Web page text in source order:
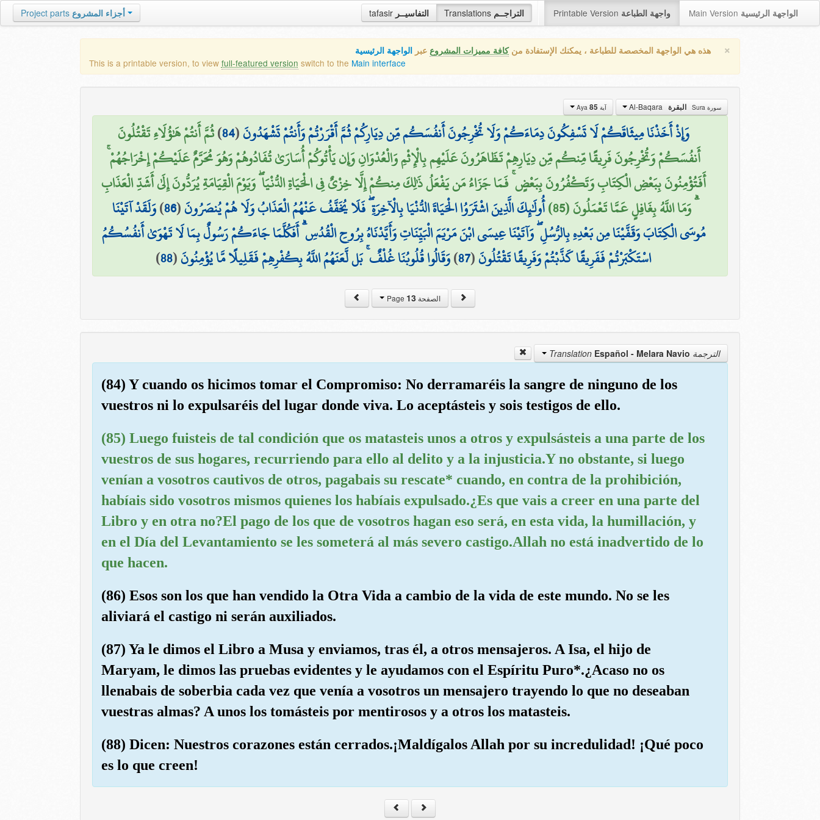
tafasir التفاسيــر Translations التراجــم Printable Version واجهة الطباعة Main Version الواجهة الرئيسية Project parts أجزاء المشروع
× هذه هي الواجهة المخصصة للطباعة ، يمكنك الإستفادة منكافة مميزات المشروع عبر الواجهة الرئيسية
This is a printable version, to view full-featured version switch to the Main interface
سورة Sura البقرة آية Aya 85
وَإِذْ أَخَذْنَا مِيثَاقَكُمْ لَا تَسْفِكُونَ دِمَاءَكُمْ وَلَا تُخْرِجُونَ أَنفُسَكُم مِّن دِيَارِكُمْ ثُمَّ أَقْرَرْتُمْ وَأَنتُمْ تَشْهَدُونَ(
84
)ثُمَّ أَنتُمْ هَٰؤُلَاءِ تَقْتُلُونَ
أَنفُسَكُمْ وَتُخْرِجُونَ فَرِيقًا مِّنكُم مِّن دِيَارِهِمْ تَظَاهَرُونَ عَلَيْهِم بِالْإِثْمِ وَالْعُدْوَانِ وَإِن يَأْتُوكُمْ أُسَارَىٰ تُفَادُوهُمْ وَهُوَ مُحَرَّمٌ عَلَيْكُمْ إِخْرَاجُهُمْ ۚ
أَفَتُؤْمِنُونَ بِبَعْضِ الْكِتَابِ وَتَكْفُرُونَ بِبَعْضٍ ۚ فَمَا جَزَاءُ مَن يَفْعَلُ ذَٰلِكَ مِنكُمْ إِلَّا خِزْيٌ فِي الْحَيَاةِ الدُّنْيَا ۖ وَيَوْمَ الْقِيَامَةِ يُرَدُّونَ إِلَىٰ أَشَدِّ الْعَذَابِ
ۗ وَمَا اللَّهُ بِغَافِلٍ عَمَّا تَعْمَلُونَ (85)
أُولَٰئِكَ الَّذِينَ اشْتَرَوُا الْحَيَاةَ الدُّنْيَا بِالْآخِرَةِ ۖ فَلَا يُخَفَّفُ عَنْهُمُ الْعَذَابُ وَلَا هُمْ يُنصَرُونَ(
86
)وَلَقَدْ آتَيْنَا
مُوسَى الْكِتَابَ وَقَفَّيْنَا مِن بَعْدِهِ بِالرُّسُلِ ۖ وَآتَيْنَا عِيسَى ابْنَ مَرْيَمَ الْبَيِّنَاتِ وَأَيَّدْنَاهُ بِرُوحِ الْقُدُسِ ۗ أَفَكُلَّمَا جَاءَكُمْ رَسُولٌ بِمَا لَا تَهْوَىٰ أَنفُسُكُمُ
اسْتَكْبَرْتُمْ فَفَرِيقًا كَذَّبْتُمْ وَفَرِيقًا تَقْتُلُونَ(
87
)وَقَالُوا قُلُوبُنَا غُلْفٌ ۚ بَل لَّعَنَهُمُ اللَّهُ بِكُفْرِهِمْ فَقَلِيلًا مَّا يُؤْمِنُونَ(
88
)
الصفحة Page13
الترجمة Translation Español - Melara Navio
(84) Y cuando os hicimos tomar el Compromiso: No derramaréis la sangre de ninguno de los
vuestros ni lo expulsaréis del lugar donde viva. Lo aceptásteis y sois testigos de ello.
(85) Luego fuisteis de tal condición que os matasteis unos a otros y expulsásteis a una parte de los
vuestros de sus hogares, recurriendo para ello al delito y a la injusticia.Y no obstante, si luego
venían a vosotros cautivos de otros, pagabais su rescate* cuando, en contra de la prohibición,
habíais sido vosotros mismos quienes los habíais expulsado.¿Es que vais a creer en una parte del
Libro y en otra no?El pago de los que de vosotros hagan eso será, en esta vida, la humillación, y
en el Día del Levantamiento se les someterá al más severo castigo.Allah no está inadvertido de lo
que hacen.
(86) Esos son los que han vendido la Otra Vida a cambio de la vida de este mundo. No se les
aliviará el castigo ni serán auxiliados.
(87) Ya le dimos el Libro a Musa y enviamos, tras él, a otros mensajeros. A Isa, el hijo de
Maryam, le dimos las pruebas evidentes y le ayudamos con el Espíritu Puro*.¿Acaso no os
llenabais de soberbia cada vez que venía a vosotros un mensajero trayendo lo que no deseaban
vuestras almas? A unos los tomásteis por mentirosos y a otros los matasteis.
(88) Dicen: Nuestros corazones están cerrados.¡Maldígalos Allah por su incredulidad! ¡Qué poco
es lo que creen!